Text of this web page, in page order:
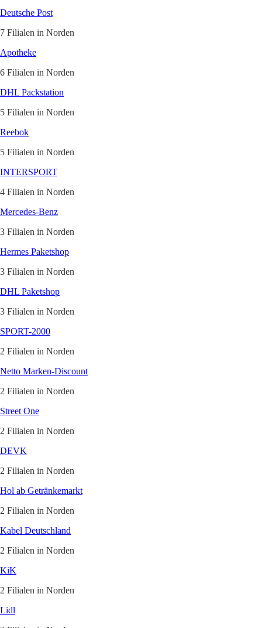
Deutsche Post
7 Filialen in Norden
Apotheke
6 Filialen in Norden
DHL Packstation
5 Filialen in Norden
Reebok
5 Filialen in Norden
INTERSPORT
4 Filialen in Norden
Mercedes-Benz
3 Filialen in Norden
Hermes Paketshop
3 Filialen in Norden
DHL Paketshop
3 Filialen in Norden
SPORT-2000
2 Filialen in Norden
Netto Marken-Discount
2 Filialen in Norden
Street One
2 Filialen in Norden
DEVK
2 Filialen in Norden
Hol ab Getränkemarkt
2 Filialen in Norden
Kabel Deutschland
2 Filialen in Norden
KiK
2 Filialen in Norden
Lidl